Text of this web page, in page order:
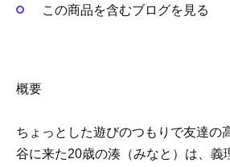
この商品を含むブログを見る
概要
ちょっとした遊びのつもりで友達の
谷に来た20歳の湊（みなと）は、義